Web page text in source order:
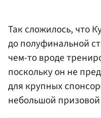
Так сложилось, что
до полуфинальной
чем-то вроде
поскольку он не
для крупных
небольшой